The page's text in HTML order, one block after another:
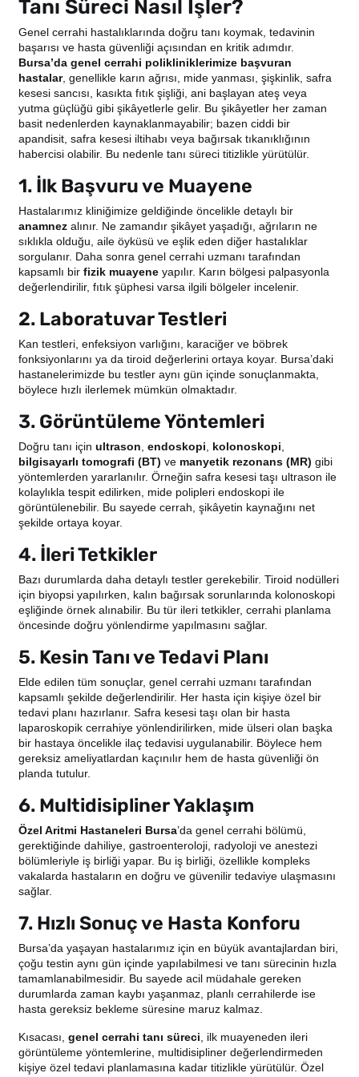
Tanı Süreci Nasıl İşler?
Genel cerrahi hastalıklarında doğru tanı koymak, tedavinin
başarısı ve hasta güvenliği açısından en kritik adımdır.
Bursa’da genel cerrahi polikliniklerimize başvuran
hastalar, genellikle karın ağrısı, mide yanması, şişkinlik, safra
kesesi sancısı, kasıkta fıtık şişliği, ani başlayan ateş veya
yutma güçlüğü gibi şikâyetlerle gelir. Bu şikâyetler her zaman
basit nedenlerden kaynaklanmayabilir; bazen ciddi bir
apandisit, safra kesesi iltihabı veya bağırsak tıkanıklığının
habercisi olabilir. Bu nedenle tanı süreci titizlikle yürütülür.
1. İlk Başvuru ve Muayene
Hastalarımız kliniğimize geldiğinde öncelikle detaylı bir
anamnez alınır. Ne zamandır şikâyet yaşadığı, ağrıların ne
sıklıkla olduğu, aile öyküsü ve eşlik eden diğer hastalıklar
sorgulanır. Daha sonra genel cerrahi uzmanı tarafından
kapsamlı birfizik muayene yapılır. Karın bölgesi palpasyonla
değerlendirilir, fıtık şüphesi varsa ilgili bölgeler incelenir.
2. Laboratuvar Testleri
Kan testleri, enfeksiyon varlığını, karaciğer ve böbrek
fonksiyonlarını ya da tiroid değerlerini ortaya koyar. Bursa’daki
hastanelerimizde bu testler aynı gün içinde sonuçlanmakta,
böylece hızlı ilerlemek mümkün olmaktadır.
3. Görüntüleme Yöntemleri
Doğru tanı içinultrason,endoskopi, kolonoskopi,
bilgisayarlı tomografi (BT) ve manyetik rezonans (MR) gibi
yöntemlerden yararlanılır. Örneğin safra kesesi taşı ultrason ile
kolaylıkla tespit edilirken, mide polipleri endoskopi ile
görüntülenebilir. Bu sayede cerrah, şikâyetin kaynağını net
şekilde ortaya koyar.
4. İleri Tetkikler
Bazı durumlarda daha detaylı testler gerekebilir. Tiroid nodülleri
için biyopsi yapılırken, kalın bağırsak sorunlarında kolonoskopi
eşliğinde örnek alınabilir. Bu tür ileri tetkikler, cerrahi planlama
öncesinde doğru yönlendirme yapılmasını sağlar.
5. Kesin Tanı ve Tedavi Planı
Elde edilen tüm sonuçlar, genel cerrahi uzmanı tarafından
kapsamlı şekilde değerlendirilir. Her hasta için kişiye özel bir
tedavi planı hazırlanır. Safra kesesi taşı olan bir hasta
laparoskopik cerrahiye yönlendirilirken, mide ülseri olan başka
bir hastaya öncelikle ilaç tedavisi uygulanabilir. Böylece hem
gereksiz ameliyatlardan kaçınılır hem de hasta güvenliği ön
planda tutulur.
6. Multidisipliner Yaklaşım
Özel Aritmi Hastaneleri Bursa’da genel cerrahi bölümü,
gerektiğinde dahiliye, gastroenteroloji, radyoloji ve anestezi
bölümleriyle iş birliği yapar. Bu iş birliği, özellikle kompleks
vakalarda hastaların en doğru ve güvenilir tedaviye ulaşmasını
sağlar.
7. Hızlı Sonuç ve Hasta Konforu
Bursa’da yaşayan hastalarımız için en büyük avantajlardan biri,
çoğu testin aynı gün içinde yapılabilmesi ve tanı sürecinin hızla
tamamlanabilmesidir. Bu sayede acil müdahale gereken
durumlarda zaman kaybı yaşanmaz, planlı cerrahilerde ise
hasta gereksiz bekleme süresine maruz kalmaz.
Kısacası,genel cerrahi tanı süreci, ilk muayeneden ileri
görüntüleme yöntemlerine, multidisipliner değerlendirmeden
kişiye özel tedavi planlamasına kadar titizlikle yürütülür. Özel